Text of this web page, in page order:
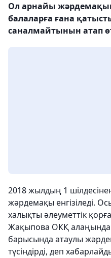
Ол арнайы
балаларға ғана
саналмайтынын атап
2018 жылдың 1
жәрдемақы енгізіледі.
xалықты әлеуметтік
Жақыпова ОКҚ алаңында
барысында атаулы
түсіндірді, деп